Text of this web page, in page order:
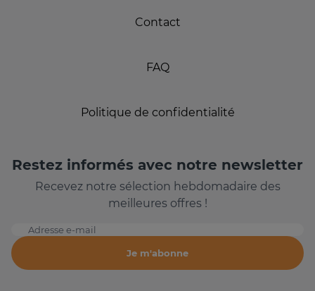
Contact
FAQ
Politique de confidentialité
Restez informés avec notre newsletter
Recevez notre sélection hebdomadaire des
meilleures offres !
Adresse e-mail
Je m'abonne